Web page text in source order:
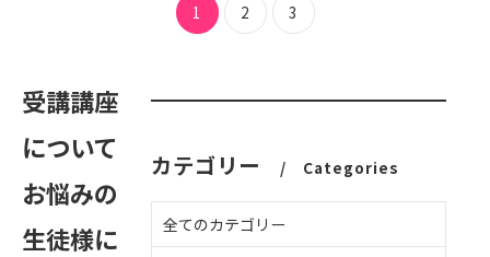
1 2 3
カテゴリー Categories
全てのカテゴリー
受講講座
について
お悩みの
生徒様に